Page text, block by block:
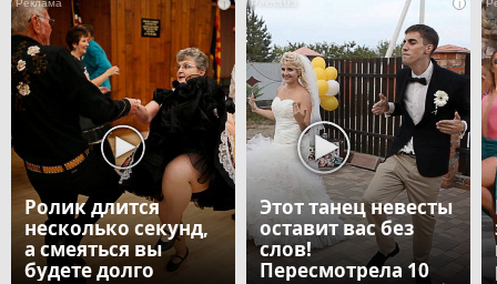
i
Ролик длится
несколько секунд,
а смеяться вы
будете долго
i
Этот танец невесты
оставит вас без
слов!
Пересмотрела 10